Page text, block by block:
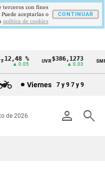
%
▲ 0.05
UVR$386,1273
▲ 0.03
Viernes 7 y 9 7 y 9
person search
de 2026
terceros con fines
aceptarlas o
politica de cookies
CONTINUAR